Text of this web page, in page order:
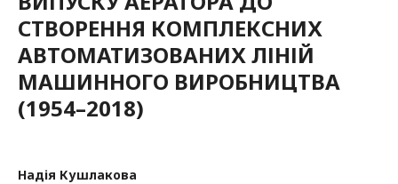
СТВОРЕННЯ КОМПЛЕКСНИХ
АВТОМАТИЗОВАНИХ ЛІНІЙ
МАШИННОГО ВИРОБНИЦТВА
(1954–2018)
Надія Кушлакова